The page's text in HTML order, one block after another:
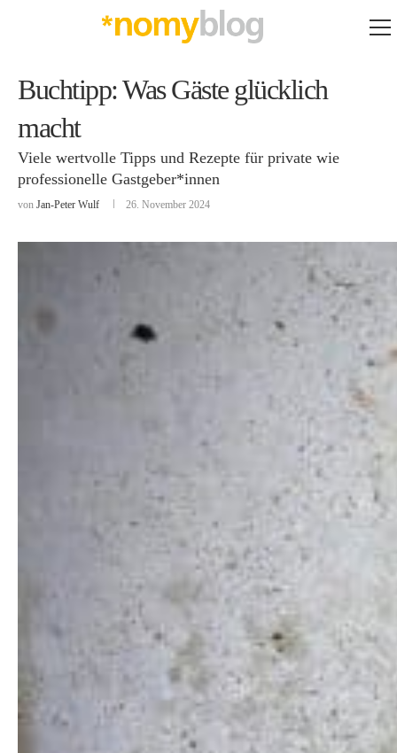
Buchtipp: Was Gäste glücklich
macht
Viele wertvolle Tipps und Rezepte für private wie
professionelle Gastgeber*innen
von Jan-Peter Wulf 26. November 2024